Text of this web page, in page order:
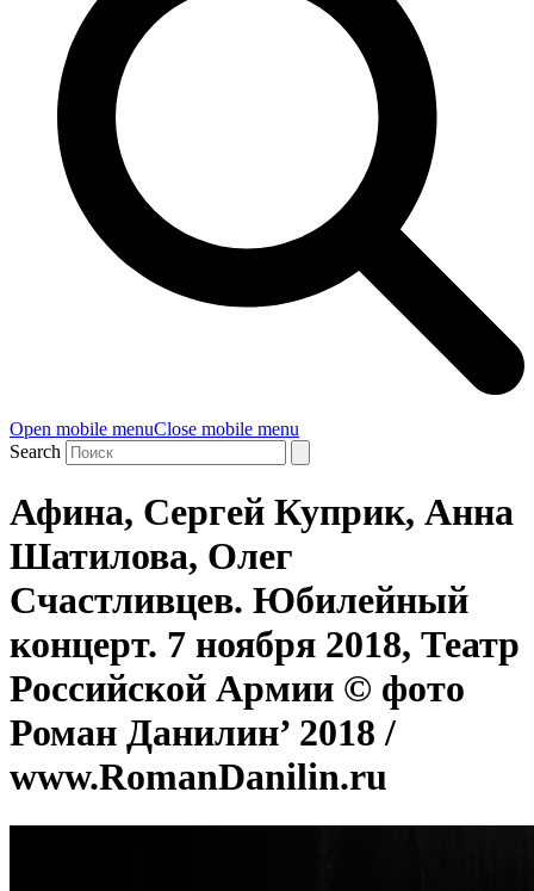
Open mobile menuClose mobile menu
Search
Афина, Сергей Куприк, Анна
Шатилова, Олег
Счастливцев. Юбилейный
концерт. 7 ноября 2018, Театр
Российской Армии © фото
Роман Данилин’ 2018 /
www.RomanDanilin.ru